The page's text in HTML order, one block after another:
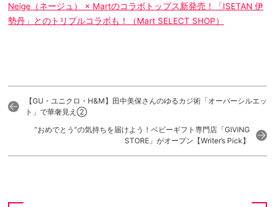
Neige（ネージュ） × Martのコラボトップス新発売！「ISETAN 伊
勢丹」とのトリプルコラボも！（Mart SELECT SHOP）
【GU・ユニクロ・H&M】田中美保さんのゆるカジ術「オーバーシルエッ
ト」で華奢見え②
“おめでとう”の気持ちを届けよう！ベビーギフト専門店「GIVING
STORE」がオープン【Writer’s Pick】